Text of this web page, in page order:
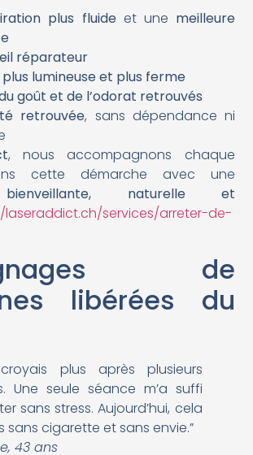
plus fluideet une meilleure
réparateur
lumineuse et plus ferme
goût et de l’odorat retrouvés
retrouvée, sans dépendance ni
, nous accompagnons chaque
cette démarche avec une
bienveillante, naturelle et
services/arreter-de-
de
libérées du
plus après plusieurs
Une seule séance m’a suffi
sans stress. Aujourd’hui, cela
sans cigarette et sans envie.”
43 ans